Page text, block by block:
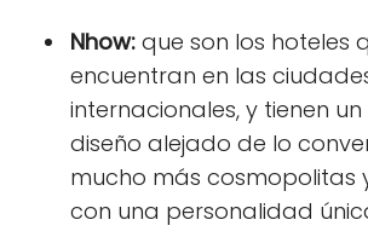
Nhow: que son los hoteles
encuentran en las
internacionales, y tienen
diseño alejado de lo
mucho más cosmopolitas
con una personalidad